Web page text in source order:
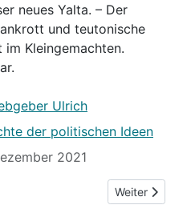
neues Yalta. – Der
und teutonische
Kleingemachten.
Ulrich
der politischen Ideen
2021
der Impfautobahn Nächster
Weiter